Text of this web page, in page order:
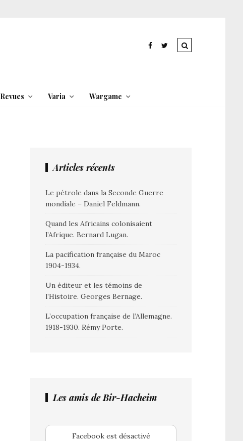
Revues Varia Wargame
Articles récents
Le pétrole dans la Seconde Guerre
mondiale – Daniel Feldmann.
Quand les Africains colonisaient
l’Afrique. Bernard Lugan.
La pacification française du Maroc
1904-1934.
Un éditeur et les témoins de
l’Histoire. Georges Bernage.
L’occupation française de l’Allemagne.
1918-1930. Rémy Porte.
Les amis de Bir-Hacheim
Facebook est désactivé